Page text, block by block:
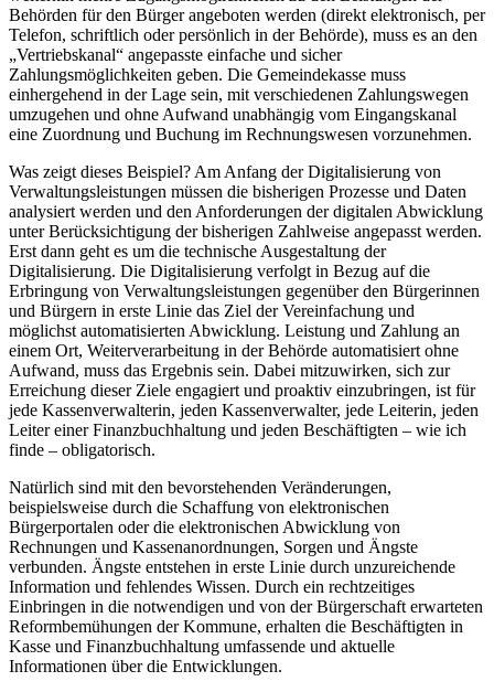
Behörden für den Bürger angeboten werden (direkt elektronisch, per
Telefon, schriftlich oder persönlich in der Behörde), muss es an den
„Vertriebskanal“ angepasste einfache und sicher
Zahlungsmöglichkeiten geben. Die Gemeindekasse muss
einhergehend in der Lage sein, mit verschiedenen Zahlungswegen
umzugehen und ohne Aufwand unabhängig vom Eingangskanal
eine Zuordnung und Buchung im Rechnungswesen vorzunehmen.
Was zeigt dieses Beispiel? Am Anfang der Digitalisierung von
Verwaltungsleistungen müssen die bisherigen Prozesse und Daten
analysiert werden und den Anforderungen der digitalen Abwicklung
unter Berücksichtigung der bisherigen Zahlweise angepasst werden.
Erst dann geht es um die technische Ausgestaltung der
Digitalisierung. Die Digitalisierung verfolgt in Bezug auf die
Erbringung von Verwaltungsleistungen gegenüber den Bürgerinnen
und Bürgern in erste Linie das Ziel der Vereinfachung und
möglichst automatisierten Abwicklung. Leistung und Zahlung an
einem Ort, Weiterverarbeitung in der Behörde automatisiert ohne
Aufwand, muss das Ergebnis sein. Dabei mitzuwirken, sich zur
Erreichung dieser Ziele engagiert und proaktiv einzubringen, ist für
jede Kassenverwalterin, jeden Kassenverwalter, jede Leiterin, jeden
Leiter einer Finanzbuchhaltung und jeden Beschäftigten – wie ich
finde – obligatorisch.
Natürlich sind mit den bevorstehenden Veränderungen,
beispielsweise durch die Schaffung von elektronischen
Bürgerportalen oder die elektronischen Abwicklung von
Rechnungen und Kassenanordnungen, Sorgen und Ängste
verbunden. Ängste entstehen in erste Linie durch unzureichende
Information und fehlendes Wissen. Durch ein rechtzeitiges
Einbringen in die notwendigen und von der Bürgerschaft erwarteten
Reformbemühungen der Kommune, erhalten die Beschäftigten in
Kasse und Finanzbuchhaltung umfassende und aktuelle
Informationen über die Entwicklungen.